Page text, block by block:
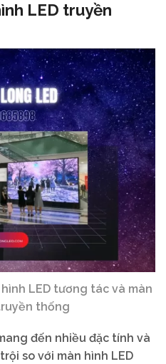
LED truyền
LED tương tác và màn
thống
đến nhiều đặc tính và
so với màn hình LED